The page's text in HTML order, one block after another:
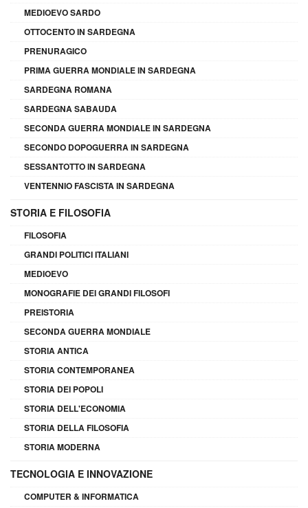
MEDIOEVO SARDO
OTTOCENTO IN SARDEGNA
PRENURAGICO
PRIMA GUERRA MONDIALE IN SARDEGNA
SARDEGNA ROMANA
SARDEGNA SABAUDA
SECONDA GUERRA MONDIALE IN SARDEGNA
SECONDO DOPOGUERRA IN SARDEGNA
SESSANTOTTO IN SARDEGNA
VENTENNIO FASCISTA IN SARDEGNA
STORIA E FILOSOFIA
FILOSOFIA
GRANDI POLITICI ITALIANI
MEDIOEVO
MONOGRAFIE DEI GRANDI FILOSOFI
PREISTORIA
SECONDA GUERRA MONDIALE
STORIA ANTICA
STORIA CONTEMPORANEA
STORIA DEI POPOLI
STORIA DELL'ECONOMIA
STORIA DELLA FILOSOFIA
STORIA MODERNA
TECNOLOGIA E INNOVAZIONE
COMPUTER & INFORMATICA